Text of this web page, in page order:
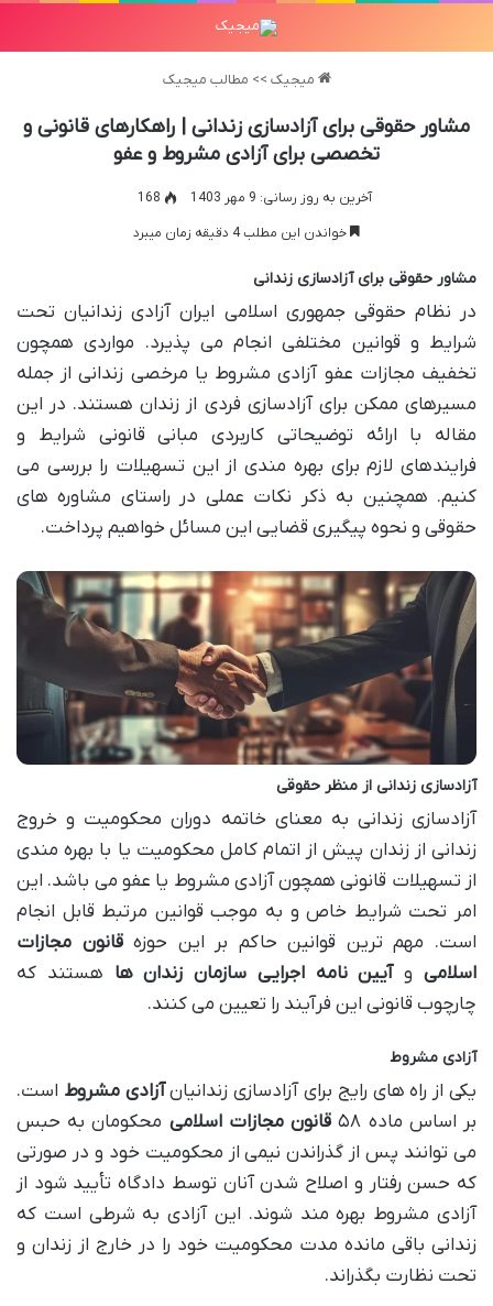
میجیک >> مطالب میجیک
مشاور حقوقی برای آزادسازی زندانی | راهکارهای قانونی و
تخصصی برای آزادی مشروط و عفو
آخرین به روز رسانی: 9 مهر 1403
168
خواندن این مطلب 4 دقیقه زمان میبرد
مشاور حقوقی برای آزادسازی زندانی
در نظام حقوقی جمهوری اسلامی ایران آزادی زندانیان تحت
شرایط و قوانین مختلفی انجام می پذیرد. مواردی همچون
تخفیف مجازات عفو آزادی مشروط یا مرخصی زندانی از جمله
مسیرهای ممکن برای آزادسازی فردی از زندان هستند. در این
مقاله با ارائه توضیحاتی کاربردی مبانی قانونی شرایط و
فرایندهای لازم برای بهره مندی از این تسهیلات را بررسی می
کنیم. همچنین به ذکر نکات عملی در راستای مشاوره های
حقوقی و نحوه پیگیری قضایی این مسائل خواهیم پرداخت.
آزادسازی زندانی از منظر حقوقی
آزادسازی زندانی به معنای خاتمه دوران محکومیت و خروج
زندانی از زندان پیش از اتمام کامل محکومیت یا با بهره مندی
از تسهیلات قانونی همچون آزادی مشروط یا عفو می باشد. این
امر تحت شرایط خاص و به موجب قوانین مرتبط قابل انجام
است. مهم ترین قوانین حاکم بر این حوزهقانون مجازات
اسلامیوآیین نامه اجرایی سازمان زندان ها هستند که
چارچوب قانونی این فرآیند را تعیین می کنند.
آزادی مشروط
یکی از راه های رایج برای آزادسازی زندانیانآزادی مشروط است.
بر اساس ماده ۵۸
قانون مجازات اسلامی محکومان به حبس
می توانند پس از گذراندن نیمی از محکومیت خود و در صورتی
که حسن رفتار و اصلاح شدن آنان توسط دادگاه تأیید شود از
آزادی مشروط بهره مند شوند. این آزادی به شرطی است که
زندانی باقی مانده مدت محکومیت خود را در خارج از زندان و
تحت نظارت بگذراند.